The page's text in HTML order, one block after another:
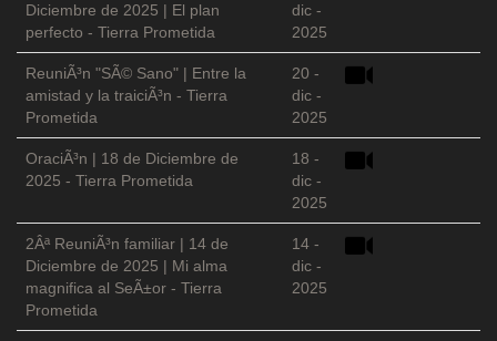
Diciembre de 2025 | El plan
perfecto - Tierra Prometida
dic -
2025
ReuniÃ³n "SÃ© Sano" | Entre la
amistad y la traiciÃ³n - Tierra
Prometida
20 -
dic -
2025
OraciÃ³n | 18 de Diciembre de
2025 - Tierra Prometida
18 -
dic -
2025
2Âª ReuniÃ³n familiar | 14 de
Diciembre de 2025 | Mi alma
magnifica al SeÃ±or - Tierra
Prometida
14 -
dic -
2025